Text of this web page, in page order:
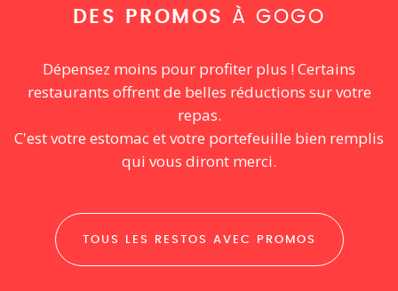
DES PROMOS À GOGO
Dépensez moins pour profiter plus ! Certains
restaurants offrent de belles réductions sur votre
repas.
C'est votre estomac et votre portefeuille bien remplis
qui vous diront merci.
TOUS LES RESTOS AVEC PROMOS